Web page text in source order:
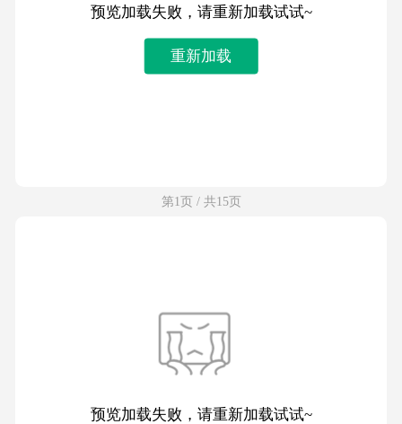
预览加载失败，请重新加载试试~
重新加载
第1页 / 共15页
预览加载失败，请重新加载试试~